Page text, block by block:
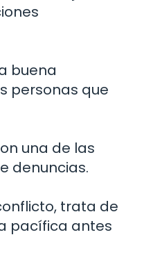
buena
personas que
una de las
denuncias.
trata de
pacífica antes